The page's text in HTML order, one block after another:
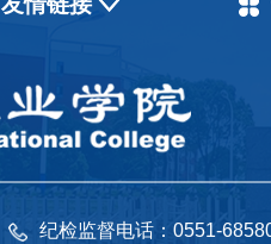
纪检监督电话：0551-